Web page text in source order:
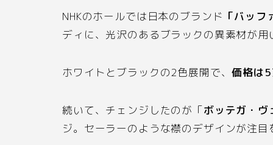
NHKのホールでは日本のブランド 「バッ
ディに、光沢のあるブラックの異素材が
ホワイトとブラックの2色展開で、価格は5
続いて、チェンジしたのが「ボッテガ・ヴ
ジ。セーラーのような襟のデザインが注